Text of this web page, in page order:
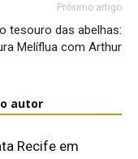
Próximo artigo
tesouro das abelhas:
Melíflua com Arthur
autor
Recife em